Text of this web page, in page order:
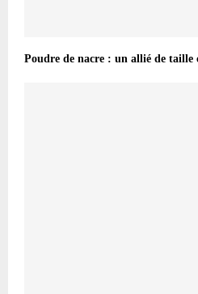
Poudre de nacre : un allié de taille